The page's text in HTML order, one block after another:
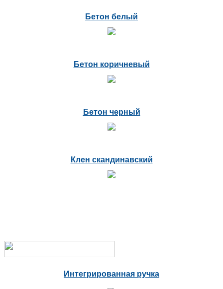
Бетон белый
Бетон коричневый
Бетон черный
Клен скандинавский
Интегрированная ручка